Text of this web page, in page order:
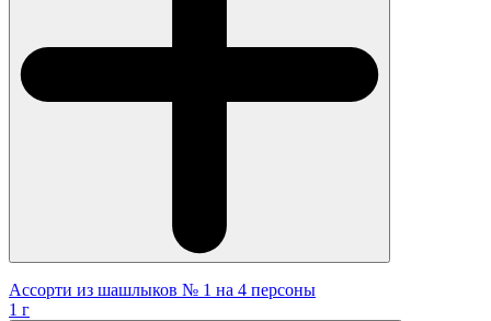
Ассорти из шашлыков № 1 на 4 персоны
1 г